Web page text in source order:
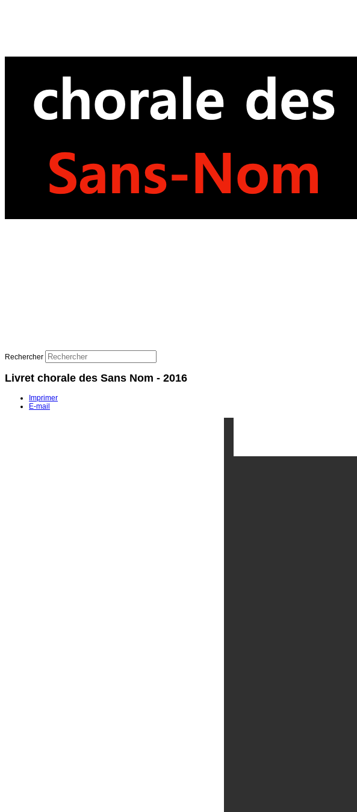
Rechercher
Livret chorale des Sans Nom - 2016
Imprimer
E-mail